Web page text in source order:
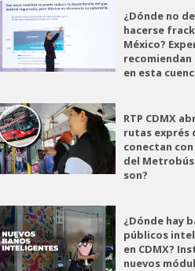
¿Dónde no
hacerse
México?
en esta
RTP CDMX
rutas exprés
conectan con
del
son?
¿Dónde hay
públicos
en CDMX?
nuevos